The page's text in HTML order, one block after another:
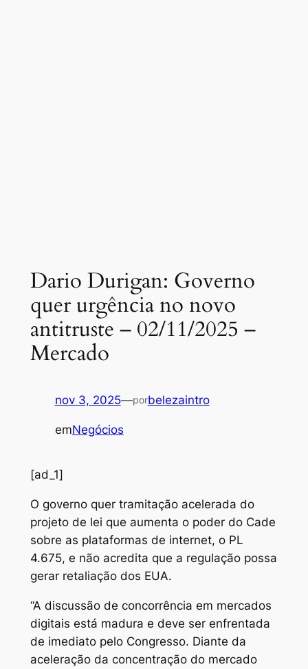
Dario Durigan: Governo
quer urgência no novo
antitruste – 02/11/2025 –
Mercado
nov 3, 2025—porbelezaintro
emNegócios
[ad_1]
O governo quer tramitação acelerada do
projeto de lei que aumenta o poder do Cade
sobre as plataformas de internet, o PL
4.675, e não acredita que a regulação possa
gerar retaliação dos EUA.
“A discussão de concorrência em mercados
digitais está madura e deve ser enfrentada
de imediato pelo Congresso. Diante da
aceleração da concentração do mercado